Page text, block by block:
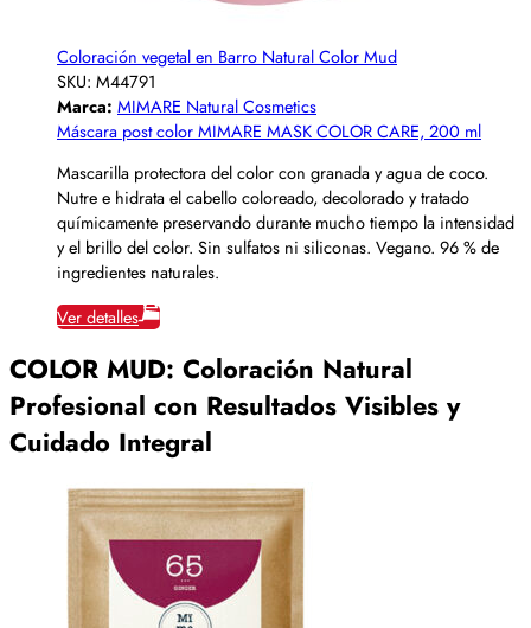
Coloración vegetal en Barro Natural Color Mud
SKU: M44791
Marca: MIMARE Natural Cosmetics
Máscara post color MIMARE MASK COLOR CARE, 200 ml
Mascarilla protectora del color con granada y agua de coco.
Nutre e hidrata el cabello coloreado, decolorado y tratado
químicamente preservando durante mucho tiempo la intensidad
y el brillo del color. Sin sulfatos ni siliconas. Vegano. 96 % de
ingredientes naturales.
Ver detalles
COLOR MUD: Coloración Natural
Profesional con Resultados Visibles y
Cuidado Integral